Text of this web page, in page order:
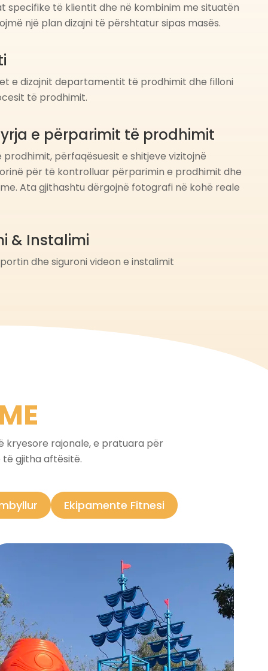
specifike të klientit dhe në kombinim me situatën
një plan dizajni të përshtatur sipas masës.
e dizajnit departamentit të prodhimit dhe filloni
të prodhimit.
e përparimit të prodhimit
përfaqësuesit e shitjeve vizitojnë
për të kontrolluar përparimin e prodhimit dhe
Ata gjithashtu dërgojnë fotografi në kohë reale
& Instalimi
dhe siguroni videon e instalimit
kryesore rajonale, e pratuara për
gjitha aftësitë.
Ekipamente Fitnesi